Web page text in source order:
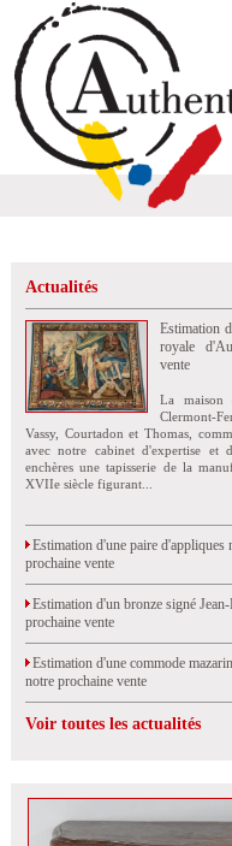
Actualités
Estimation
royale
vente
La maison
Clermont-
Vassy, Courtadon et Thomas,
avec notre cabinet d'expertise et
enchères une tapisserie de la
XVIIe siècle figurant...
Estimation d'une paire d'appliques
prochaine vente
Estimation d'un bronze signé
prochaine vente
Estimation d'une commode
notre prochaine vente
Voir toutes les actualités